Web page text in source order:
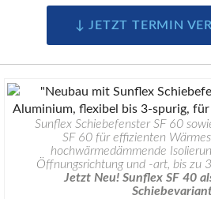
↓ JETZT TERMIN
Sunflex Schiebefenster SF 60
SF 60 für effizienten
hochwärmedämmende
Öffnungsrichtung und -art, bis zu
Jetzt Neu! Sunflex SF 40